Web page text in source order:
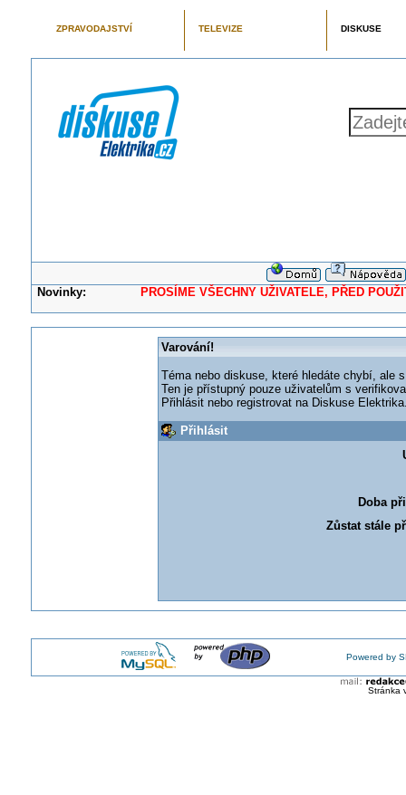
ZPRAVODAJSTVÍ TELEVIZE DISKUSE
Novinky: PROSÍME VŠECHNY UŽIVATELE, PŘED
Varování!
Téma nebo diskuse, které hledáte chybí, ale
Ten je přístupný pouze uživatelům s
Přihlásit nebo registrovat na Diskuse
Přihlásit
Doba
Zůstat stále
Powered by
Stránka